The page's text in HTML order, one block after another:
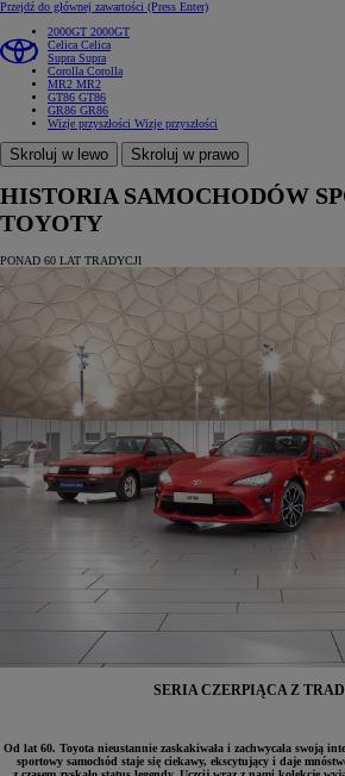
Przejdź do głównej zawartości (Press Enter)
2000GT 2000GT
Celica Celica
Supra Supra
Corolla Corolla
MR2 MR2
GT86 GT86
GR86 GR86
Wizje przyszłości Wizje przyszłości
Skroluj w lewo Skroluj w prawo
HISTORIA SAMOCHODÓW
TOYOTY
PONAD 60 LAT TRADYCJI
SERIA CZERPIĄCA Z
Od lat 60. Toyota nieustannie zaskakiwała i zachwycała swoją
sportowy samochód staje się ciekawy, ekscytujący i daje